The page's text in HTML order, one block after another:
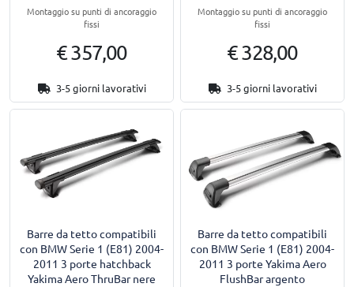
Montaggio su punti di ancoraggio
fissi
€ 357,00
3-5 giorni lavorativi
Montaggio su punti di ancoraggio
fissi
€ 328,00
3-5 giorni lavorativi
Barre da tetto compatibili
con BMW Serie 1 (E81) 2004-
2011 3 porte hatchback
Yakima Aero ThruBar nere
Barre da tetto compatibili
con BMW Serie 1 (E81) 2004-
2011 3 porte Yakima Aero
FlushBar argento